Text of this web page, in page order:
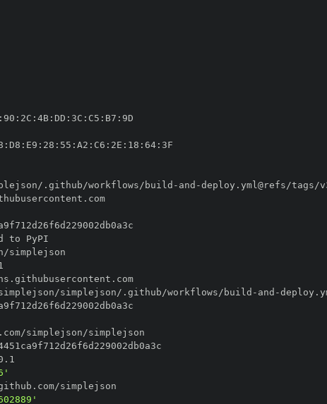
: 90 : 2C : 4B: DD : 3C : C5 : B7 :
: D8 : E9 : 28 : 55 : A2 : C6 : 2E : 18 : 64:
.github/workflows/build - and -
//token.actions.githubusercontent.com
//token.actions.githubusercontent.com
simplejson/.github/workflows/build - and -